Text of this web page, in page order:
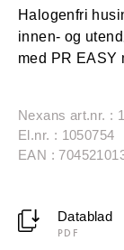
Halogenfri
innen- og
med PR EASY
Nexans art.nr. :
El.nr. : 1050754
EAN :
Datablad
PDF